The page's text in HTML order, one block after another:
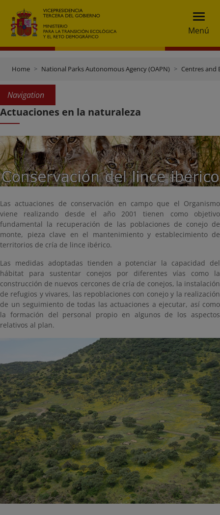
Menú
Home National Parks Autonomous Agency (OAPN) Centres and
Navigation
Actuaciones en la naturaleza
Las actuaciones de conservación en campo que el Organismo
viene realizando desde el año 2001 tienen como objetivo
fundamental la recuperación de las poblaciones de conejo de
monte, pieza clave en el mantenimiento y establecimiento de
territorios de cría de lince ibérico.
Las medidas adoptadas tienden a potenciar la capacidad del
hábitat para sustentar conejos por diferentes vías como la
construcción de nuevos cercones de cría de conejos, la instalación
de refugios y vivares, las repoblaciones con conejo y la realización
de un seguimiento de todas las actuaciones a ejecutar, así como
la formación del personal propio en algunos de los aspectos
relativos al plan.